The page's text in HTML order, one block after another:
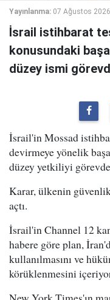
Yayınlanma: 07 Ağustos
İsrail istihbarat
konusundaki
düzey ismi
İsrail'in Mossad
devirmeye yönelik
düzey yetkiliyi
Karar, ülkenin
açtı.
İsrail'in Channel 12
habere göre plan,
kullanılmasını ve
körüklenmesini